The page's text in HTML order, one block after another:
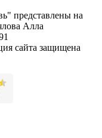
представлены на
Алла
сайта защищена